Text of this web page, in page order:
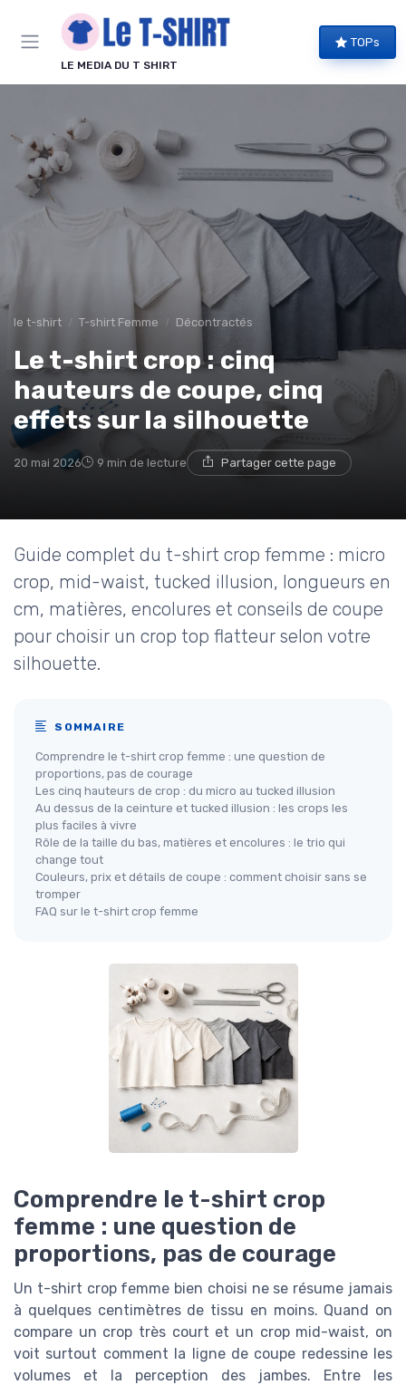
LE MEDIA DU T SHIRT
TOPs
le t-shirt T-shirt Femme Décontractés
Le t-shirt crop : cinq
hauteurs de coupe, cinq
effets sur la silhouette
20 mai 2026 9 min de lecture Partager cette page
Guide complet du t-shirt crop femme : micro
crop, mid-waist, tucked illusion, longueurs en
cm, matières, encolures et conseils de coupe
pour choisir un crop top flatteur selon votre
silhouette.
SOMMAIRE
Comprendre le t-shirt crop femme : une question de
proportions, pas de courage
Les cinq hauteurs de crop : du micro au tucked illusion
Au dessus de la ceinture et tucked illusion : les crops les
plus faciles à vivre
Rôle de la taille du bas, matières et encolures : le trio qui
change tout
Couleurs, prix et détails de coupe : comment choisir sans se
tromper
FAQ sur le t-shirt crop femme
Comprendre le t-shirt crop
femme : une question de
proportions, pas de courage
Un t-shirt crop femme bien choisi ne se résume jamais
à quelques centimètres de tissu en moins. Quand on
compare un crop très court et un crop mid-waist, on
voit surtout comment la ligne de coupe redessine les
volumes et la perception des jambes. Entre les
Panneau de gestion des cookies